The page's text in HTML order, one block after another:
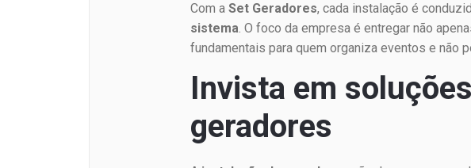
Com aSet Geradores, cada instalação é
sistema. O foco da empresa é entregar não
fundamentais para quem organiza eventos e não
Invista em
geradores